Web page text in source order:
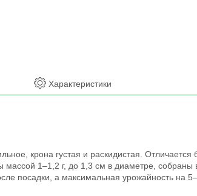
Характеристики
крона густая и раскидистая.
1–1,2 г, до 1,3 см в диаметре, собраны
посадки, а максимальная урожайность на